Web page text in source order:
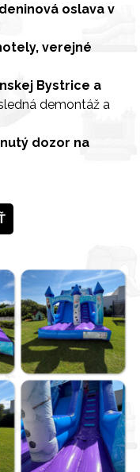
oslava v
verejné
Bystrice a
demontáž a
dozor na